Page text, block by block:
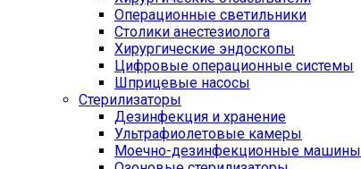
Операционные светильники
Столики анестезиолога
Хирургические эндоскопы
Цифровые операционные системы
Шприцевые насосы
Стерилизаторы
Дезинфекция и хранение
Ультрафиолетовые камеры
Моечно-дезинфекционные машины